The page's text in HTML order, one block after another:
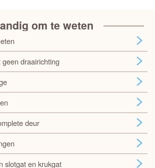
om te weten
draairichting
deur
slotgat en krukgat